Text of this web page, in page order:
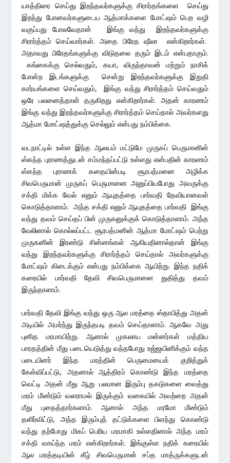
யாத்திரை செய்து இறந்தவர்களுக்கு சிரார்தங்களை செய்து
இறந்து போனவர்களுடைய ஆத்மாக்களை மோட்ஷம் பெற வழி
வகுப்பது போலவேதான் இங்கு வந்து இறந்தவர்களுக்கு
சிரார்த்தம் செய்வார்கள். அதை பிரேத ஷீலா என்கிறார்கள்.
அதாவது பிரேதங்களுக்கு விடுதலை தரும் இடம் என்பதாகும்.
கங்கைக்கு செல்வதும், கயா, விருந்தாவன் மற்றும் நாசிக்
போன்ற இடங்களுக்கு சென்று இறந்தவர்களுக்கு இறுதி
கார்யங்களை செய்வதும், இங்கு வந்து சிரார்த்தம் செய்வதும்
ஒரே பலனைத்தான் தருகிறது என்கிறார்கள். அதன் காரணம்
இங்கு வந்து இறந்தவர்களுக்கு சிரார்த்தம் செய்தால் அவர்களது
ஆத்மா மோட்ஷத்துக்கு செல்லும் என்பது நம்பிக்கை.
வடநாட்டில் உள்ள இந்த ஆலயம் மட்டுமே முருகப் பெருமானின்
ஸ்கந்த புராணத்துடன் சம்மந்தப்பட்டு உள்ளது என்பதின் காரணம்
ஸ்கந்த புராணக் கதையின்படி சூரபத்மனை அழிக்க
சிவபெருமான் முருகப் பெருமானை அனுப்பியபோது அவருக்கு
சக்தி மிக்க வேல் எனும் ஆயுதத்தை பார்வதி தேவியானவள்
கொடுத்தாளாம். அந்த சக்தி எனும் ஆயுதத்தை பார்வதி இங்கு
வந்து தவம் செய்தப் பின் முருகனுக்குக் கொடுத்தாளாம். அந்த
வேலினால் கொல்லப்பட்ட சூரபத்மனின் ஆத்மா மோட்ஷம் பெற்று
முருகனின் இரண்டு சின்னங்கள் ஆகியதினால்தான் இங்கு
வந்து இறந்தவர்களுக்கு சிரார்த்தம் செய்தால் அவர்களுக்கு
மோட்ஷம் கிடைக்கும் என்பது நம்பிக்கை ஆயிற்று. இந்த நதிக்
கரையில் பார்வதி தேவி சிவபெருமானை துதித்து தவம்
இருந்தாளாம்.
பார்வதி தேவி இங்கு வந்து ஒரு ஆல மரத்தை ஸ்தாபித்து அதன்
அடியில் அமர்ந்து இருந்தபடி தவம் செய்தாளாம். ஆகவே அது
புனித மரமாயிற்று. ஆனால் முகலாய மன்னர்கள் மத்திய
பாரதத்தின் மீது படையெடுத்து வந்தபோது உஜ்ஜயினிக்கும் வந்த
படையினர் இந்த மரத்தின் பெருமையைக் குறித்துக்
கேள்விப்பட்டு, அதனால் ஆத்திரம் கொண்டு இந்த மரத்தை
வெட்டி அதன் மீது ஆறு பலமான இரும்பு தகடுகளை வைத்து
மரம் மீண்டும் வளராமல் இருக்கும் வகையில் அவற்றை அதன்
மீது புதைத்தார்களாம். ஆனால் அந்த மரமோ மீண்டும்
தளிர்விட்டு, அந்த இரும்புத் தட்டுக்களை பிளந்து கொண்டு
வந்து தற்போது மிகப் பெரிய மரமாகி உள்ளதினால் அந்த மரம்
சக்தி வாய்ந்த மரம் என்கிறார்கள். இங்குள்ள நதிக் கரையில்
ஆல மரத்தடியின் கீழ் சிவபெருமான் சப்த மாத்ருக்களுடன்